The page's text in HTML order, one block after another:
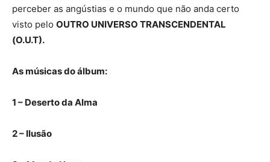
perceber as angústias e o mundo que não anda certo
visto pelo OUTRO UNIVERSO TRANSCENDENTAL
(O.U.T).
As músicas do álbum:
1 – Deserto da Alma
2 – Ilusão